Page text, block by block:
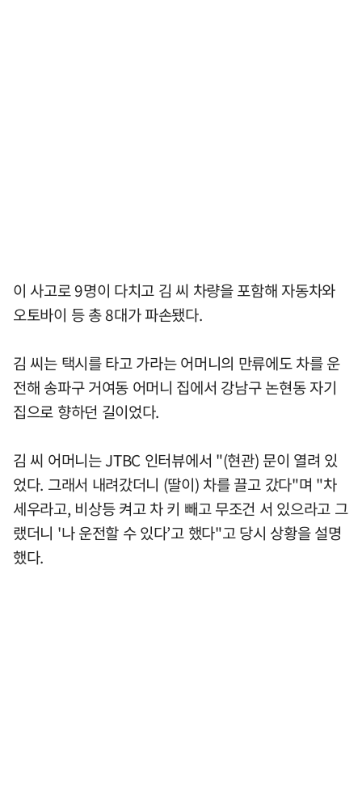
이 사고로 9명이 다치고 김 씨 차량을 포함해 자동차와
오토바이 등 총 8대가 파손됐다.
김 씨는 택시를 타고 가라는 어머니의 만류에도 차를 운
전해 송파구 거여동 어머니 집에서 강남구 논현동 자기
집으로 향하던 길이었다.
김 씨 어머니는 JTBC 인터뷰에서 "(현관) 문이 열려 있
었다. 그래서 내려갔더니 (딸이) 차를 끌고 갔다"며 "차
세우라고, 비상등 켜고 차 키 빼고 무조건 서 있으라고 그
랬더니 '나 운전할 수 있다’고 했다"고 당시 상황을 설명
했다.